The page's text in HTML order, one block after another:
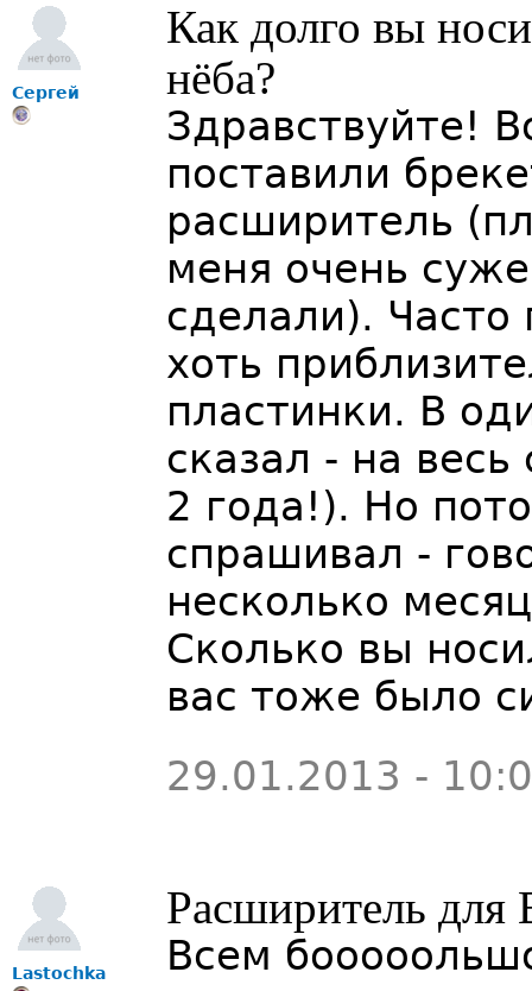
Cергей
Как долго вы
нёба?
Здравствуйте!
поставили
расширитель
меня очень
сделали). Часто
хоть
пластинки. В
сказал - на
2 года!). Но
спрашивал -
несколько
Сколько вы
вас тоже было
29.01.2013 -
Lastochka
Расширитель для
Всем